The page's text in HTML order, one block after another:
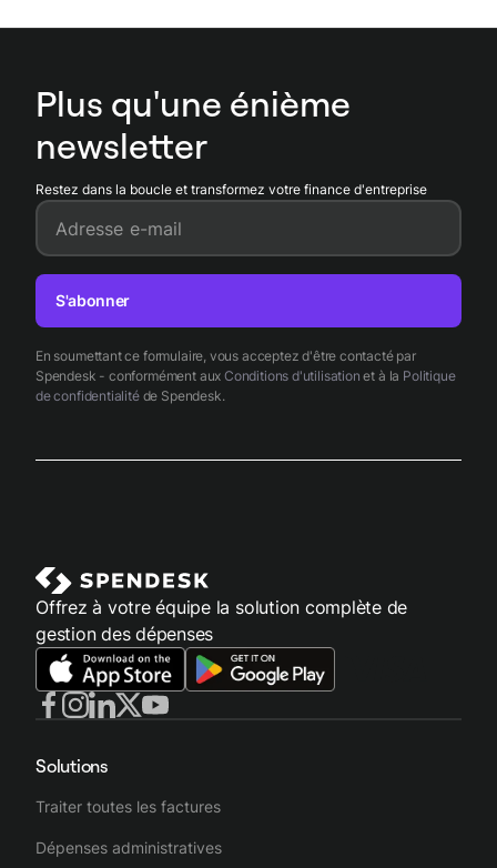
sauf clause contraire. Négociez systématiquementune
Plus qu'une énième
newsletter
Restez dans la boucle et transformez votre finance d'entreprise
Adresse e-mail
En soumettant ce formulaire, vous acceptez d'être contacté par
Spendesk - conformément aux Conditions d'utilisation et à la Politique
de confidentialitéde Spendesk.
S'abonner
Offrez à votre équipe la solution complète de
gestion des dépenses
Solutions
Traiter toutes les factures
Dépenses administratives